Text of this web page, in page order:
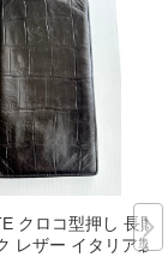
クロコ型押し 長財
レザー イタリア製